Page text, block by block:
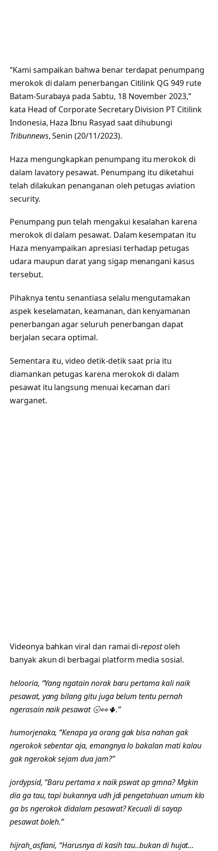
“Kami sampaikan bahwa benar terdapat penumpang
merokok di dalam penerbangan Citilink QG 949 rute
Batam-Surabaya pada Sabtu, 18 November 2023,”
kata Head of Corporate Secretary Division PT Citilink
Indonesia, Haza Ibnu Rasyad saat dihubungi
Tribunnews, Senin (20/11/2023).
Haza mengungkapkan penumpang itu merokok di
dalam lavatory pesawat. Penumpang itu diketahui
telah dilakukan penanganan oleh petugas aviation
security.
Penumpang pun telah mengakui kesalahan karena
merokok di dalam pesawat. Dalam kesempatan itu
Haza menyampaikan apresiasi terhadap petugas
udara maupun darat yang sigap menangani kasus
tersebut.
Pihaknya tentu senantiasa selalu mengutamakan
aspek keselamatan, keamanan, dan kenyamanan
penerbangan agar seluruh penerbangan dapat
berjalan secara optimal.
Sementara itu, video detik-detik saat pria itu
diamankan petugas karena merokok di dalam
pesawat itu langsung menuai kecaman dari
warganet.
Videonya bahkan viral dan ramai di-repostoleh
banyak akun di berbagai platform media sosial.
helooria, “Yang ngatain norak baru pertama kali naik
pesawat, yang bilang gitu juga belum tentu pernah
ngerasain naik pesawat 🌝👀🌵.”
humorjenaka, “Kenapa ya orang gak bisa nahan gak
ngerokok sebentar aja, emangnya lo bakalan mati kalau
gak ngerokok sejam dua jam?”
jordypsid, “Baru pertama x naik pswat ap gmna? Mgkin
dia ga tau, tapi bukannya udh jdi pengetahuan umum klo
ga bs ngerokok didalam pesawat? Kecuali di sayap
pesawat boleh.”
hijrah_asfiani, “Harusnya di kasih tau..bukan di hujat…